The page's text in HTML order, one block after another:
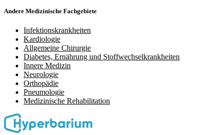
Andere Medizinische Fachgebiete
Infektionskrankheiten
Kardiologie
Allgemeine Chirurgie
Diabetes, Ernährung und Stoffwechselkrankheiten
Innere Medizin
Neurologie
Orthopädie
Pneumologie
Medizinische Rehabilitation